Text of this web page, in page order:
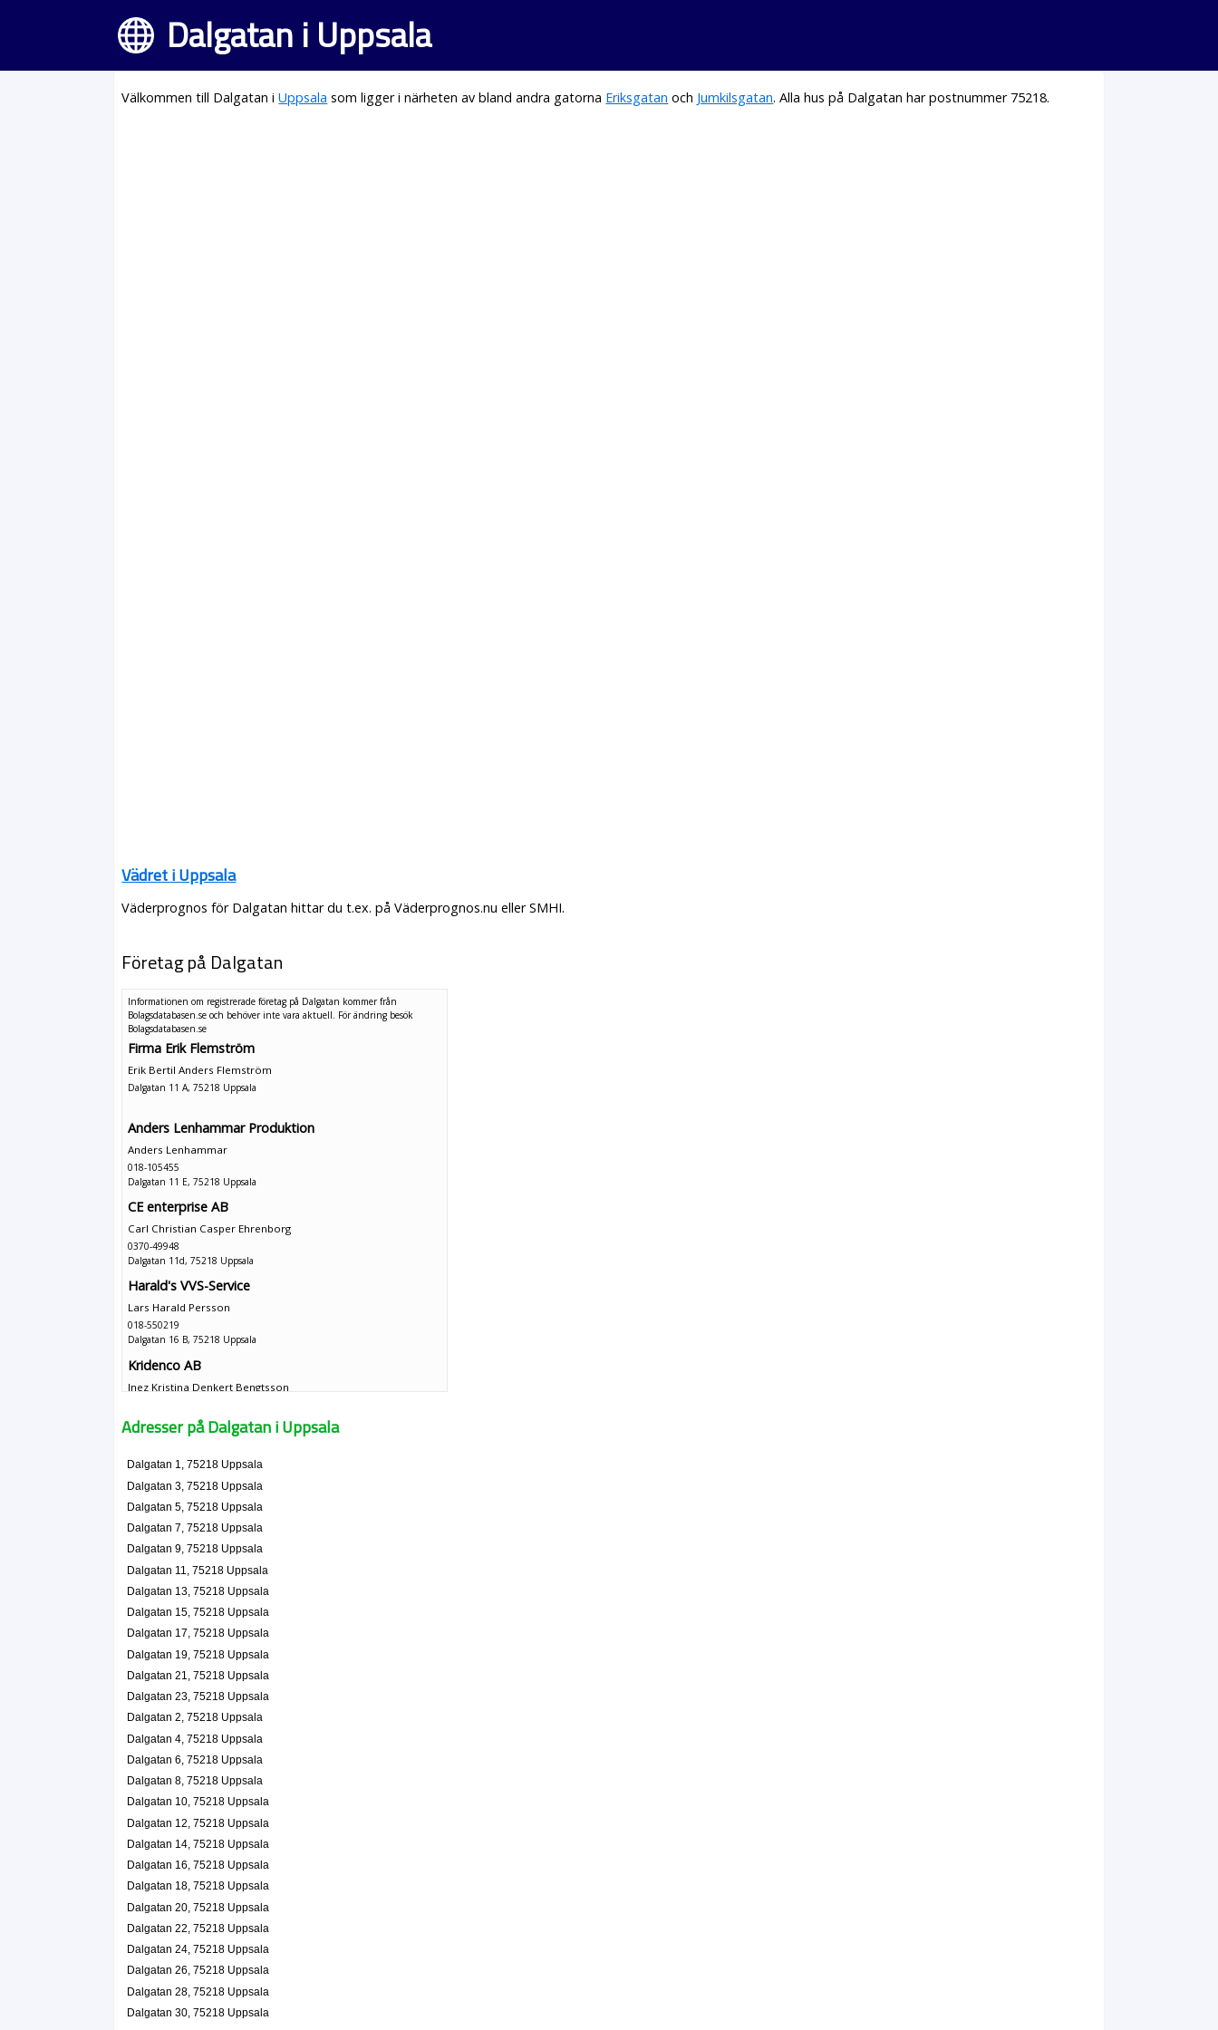
Dalgatan i Uppsala
Välkommen till Dalgatan iUppsala som ligger i närheten av bland andra gatorna Eriksgatan och Jumkilsgatan. Alla hus på Dalgatan har postnummer 75218.
Vädret i Uppsala
Väderprognos för Dalgatan hittar du t.ex. på Väderprognos.nu eller SMHI.
Företag på Dalgatan
Informationen om registrerade företag på Dalgatan kommer från
Bolagsdatabasen.se och behöver inte vara aktuell. För ändring besök
Bolagsdatabasen.se
Firma Erik Flemström
Erik Bertil Anders Flemström
Dalgatan 11 A, 75218 Uppsala
Anders Lenhammar Produktion
Anders Lenhammar
018-105455
Dalgatan 11 E, 75218 Uppsala
CE enterprise AB
Carl Christian Casper Ehrenborg
0370-49948
Dalgatan 11d, 75218 Uppsala
Harald's VVS-Service
Lars Harald Persson
018-550219
Dalgatan 16 B, 75218 Uppsala
Kridenco AB
Inez Kristina Denkert Bengtsson
Dalgatan 16 E, 75218 Uppsala
Dalgatan 17, 75218 Uppsala
Henrik Hedlund
018-508077
Dalgatan 21 A Lgh 1102, 75218 Uppsala
Dalgatan 22 C, 75218 Uppsala
Artefakt Göran & Gunnel HB
018-531416
Dalgatan 24 A, 75218 Uppsala
M.Elwin Bygg
Mikael Lennart Elvin
Dalgatan 26 Lgh 100 1, 75218 Uppsala
Lasses Spis
Lars-Erik Elon Pettersson Mellberg
018-514666
Dalgatan 7 C, 75218 Uppsala
Marianne Grafström
0730-711233
Dalgatan 8 Lgh 1201, 75218 Uppsala
Hambergs Gourmetservice HB
018-710050
Dalgatan 9 C, 75218 Uppsala
Hambergs Gourmetservice AB
Jan Christer Hamberg
Dalgatan 9 C, 75218 Uppsala
Adresser på Dalgatan i Uppsala
Dalgatan 1, 75218 Uppsala
Dalgatan 3, 75218 Uppsala
Dalgatan 5, 75218 Uppsala
Dalgatan 7, 75218 Uppsala
Dalgatan 9, 75218 Uppsala
Dalgatan 11, 75218 Uppsala
Dalgatan 13, 75218 Uppsala
Dalgatan 15, 75218 Uppsala
Dalgatan 17, 75218 Uppsala
Dalgatan 19, 75218 Uppsala
Dalgatan 21, 75218 Uppsala
Dalgatan 23, 75218 Uppsala
Dalgatan 2, 75218 Uppsala
Dalgatan 4, 75218 Uppsala
Dalgatan 6, 75218 Uppsala
Dalgatan 8, 75218 Uppsala
Dalgatan 10, 75218 Uppsala
Dalgatan 12, 75218 Uppsala
Dalgatan 14, 75218 Uppsala
Dalgatan 16, 75218 Uppsala
Dalgatan 18, 75218 Uppsala
Dalgatan 20, 75218 Uppsala
Dalgatan 22, 75218 Uppsala
Dalgatan 24, 75218 Uppsala
Dalgatan 26, 75218 Uppsala
Dalgatan 28, 75218 Uppsala
Dalgatan 30, 75218 Uppsala